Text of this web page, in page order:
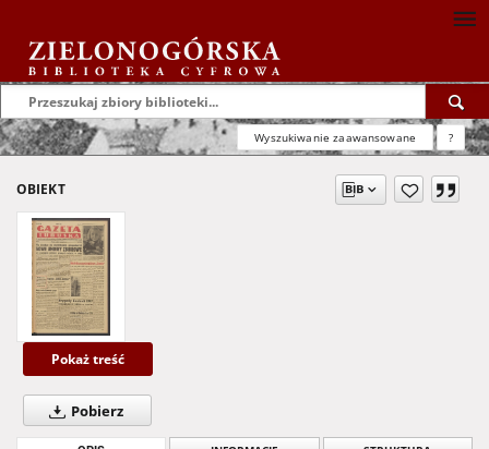
Wyszukiwanie zaawansowane ?
OBIEKT
Pokaż treść
Pobierz